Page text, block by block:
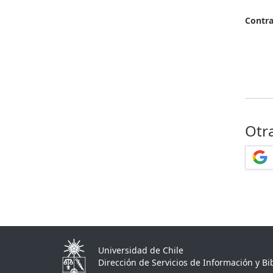
Universidad de Chile
Dirección de Servicios de Información y